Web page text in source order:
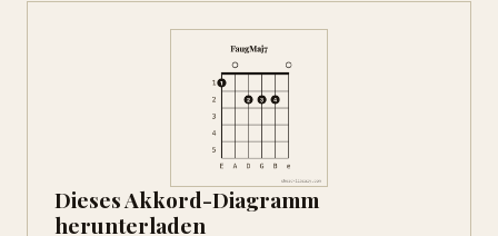
Dieses Akkord-Diagramm
herunterladen